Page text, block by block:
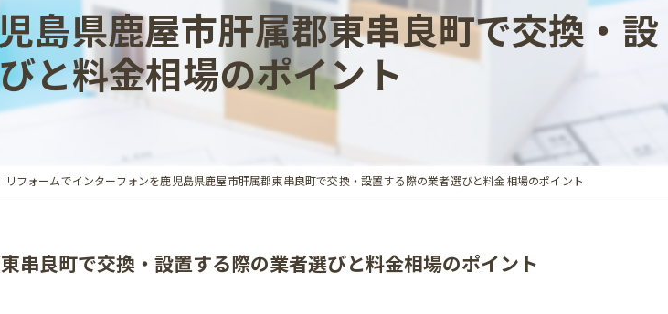
外装
塗装
屋根
水回り
島県鹿屋市肝属郡東串良町で交換・設
と料金相場のポイント
リフォームでインターフォンを鹿児島県鹿屋市肝属郡東串良町で交換・設置する際の業者選びと料金相場のポイント
串良町で交換・設置する際の業者選びと料金相場のポイント